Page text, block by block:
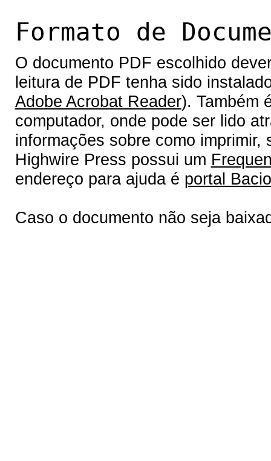
Formato de
O documento PDF escolhido
leitura de PDF tenha sido
Adobe Acrobat Reader). Também
computador, onde pode ser lido
informações sobre como
Highwire Press possui um
endereço para ajuda é portal
Caso o documento não seja